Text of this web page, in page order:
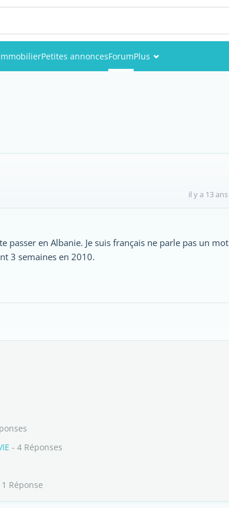
Petites annoncesForumPlus
il y a 13 ans
passer en Albanie. Je suis français ne parle pas un mot
3 semaines en 2010.
- 4 Réponses
Réponse